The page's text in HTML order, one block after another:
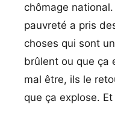
chômage
pauvreté a pris
choses qui sont
brûlent ou que ça
mal être, ils le
que ça explose.